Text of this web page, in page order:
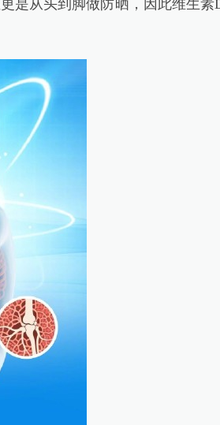
是从头到脚做防晒，因此维生素